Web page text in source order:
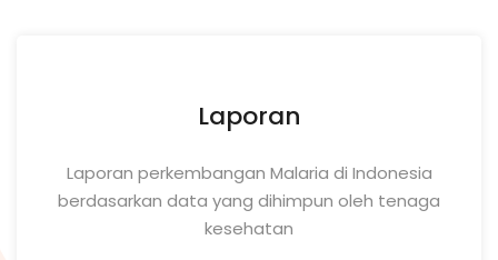
Laporan
Laporan perkembangan Malaria di Indonesia
berdasarkan data yang dihimpun oleh tenaga
kesehatan